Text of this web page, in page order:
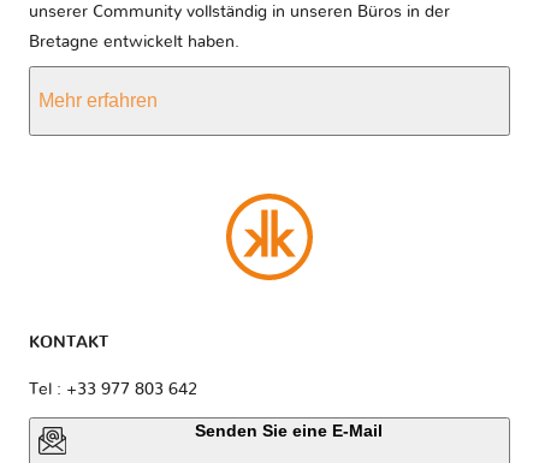
unserer Community vollständig in unseren Büros in der
Bretagne entwickelt haben.
Mehr erfahren
KONTAKT
Tel : +33 977 803 642
Senden Sie eine E-Mail